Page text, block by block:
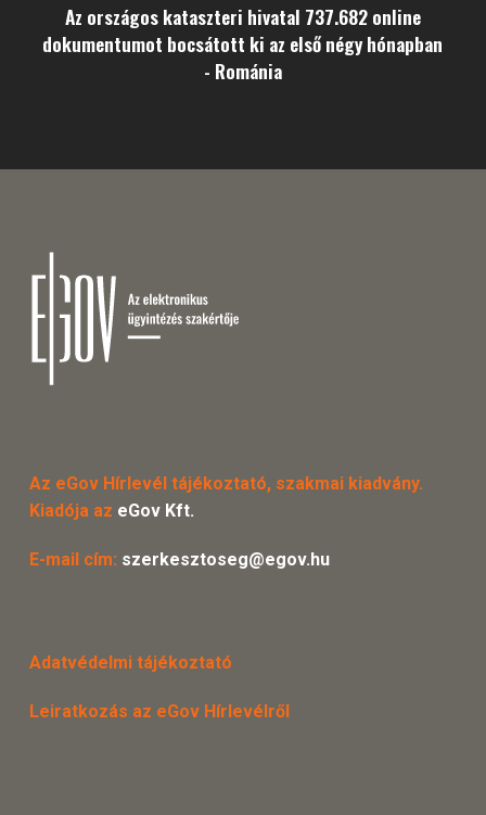
Az országos kataszteri hivatal 737.682 online
dokumentumot bocsátott ki az első négy hónapban
- Románia
Az eGov Hírlevél tájékoztató, szakmai kiadvány.
Kiadója az eGov Kft.
E-mail cím: szerkesztoseg@egov.hu
Adatvédelmi tájékoztató
Leiratkozás az eGov Hírlevélről